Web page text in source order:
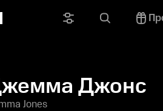
Джонс
Jones